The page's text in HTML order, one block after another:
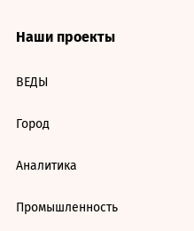
Наши проекты
ВЕДЫ
Город
Аналитика
Промышленность